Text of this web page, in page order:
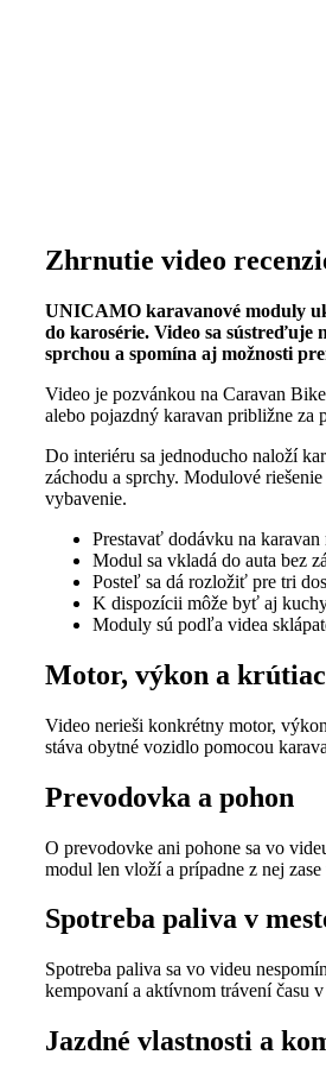
Zhrnutie video
UNICAMO karavanové moduly
do karosérie. Video sa sústreďuje
sprchou a spomína aj možnosti
Video je pozvánkou na Caravan
alebo pojazdný karavan približne za
Do interiéru sa jednoducho naloží
záchodu a sprchy. Modulové
vybavenie.
Prestavať dodávku na
Modul sa vkladá do auta bez
Posteľ sa dá rozložiť pre tri
K dispozícii môže byť aj
Moduly sú podľa videa
Motor, výkon a
Video nerieši konkrétny motor,
stáva obytné vozidlo pomocou
Prevodovka a pohon
O prevodovke ani pohone sa vo
modul len vloží a prípadne z nej zase
Spotreba paliva v
Spotreba paliva sa vo videu
kempovaní a aktívnom trávení času
Jazdné vlastnosti a